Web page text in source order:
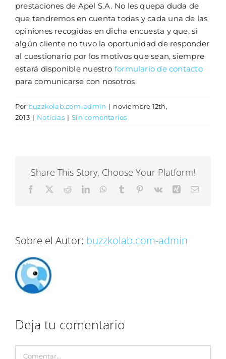
prestaciones de Apel S.A. No les quepa duda de
que tendremos en cuenta todas y cada una de las
opiniones recogidas en dicha encuesta y que, si
algún cliente no tuvo la oportunidad de responder
al cuestionario por los motivos que sean, siempre
estará disponible nuestro formulario de contacto
para comunicarse con nosotros.
Por buzzkolab.com-admin | noviembre 12th,
2013 | Noticias | Sin comentarios
Share This Story, Choose Your Platform!
Facebook RedditLinkedInWhatsApp
Tumblr Pinterest
Vk Xing Correo
Sobre el Autor: buzzkolab.com-admin
Deja tu comentario